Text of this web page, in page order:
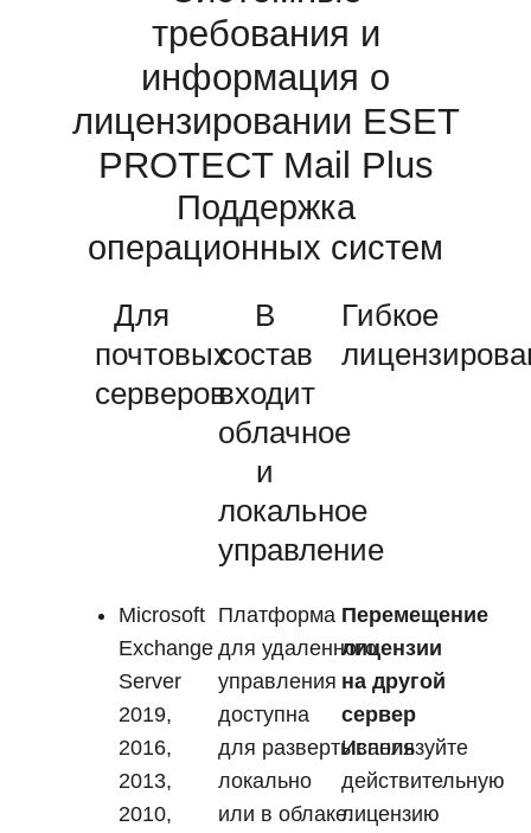
требования и
информация о
лицензировании ESET
PROTECT Mail Plus
Поддержка
операционных систем
Для
почтовых
серверов
В
состав
входит
облачное
и
локальное
управление
Гибкое
Microsoft
Exchange
Server
2019,
2016,
2013,
2010,
Платформа
для удаленного
управления
доступна
для развертывания
локально
или в облаке.
Перемещение
лицензии
на другой
сервер
Используйте
действительную
лицензию